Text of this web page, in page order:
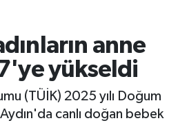
anne
yükseldi
(TÜİK) 2025 yılı Doğum
canlı doğan bebek
Haritası
ve Fikstür